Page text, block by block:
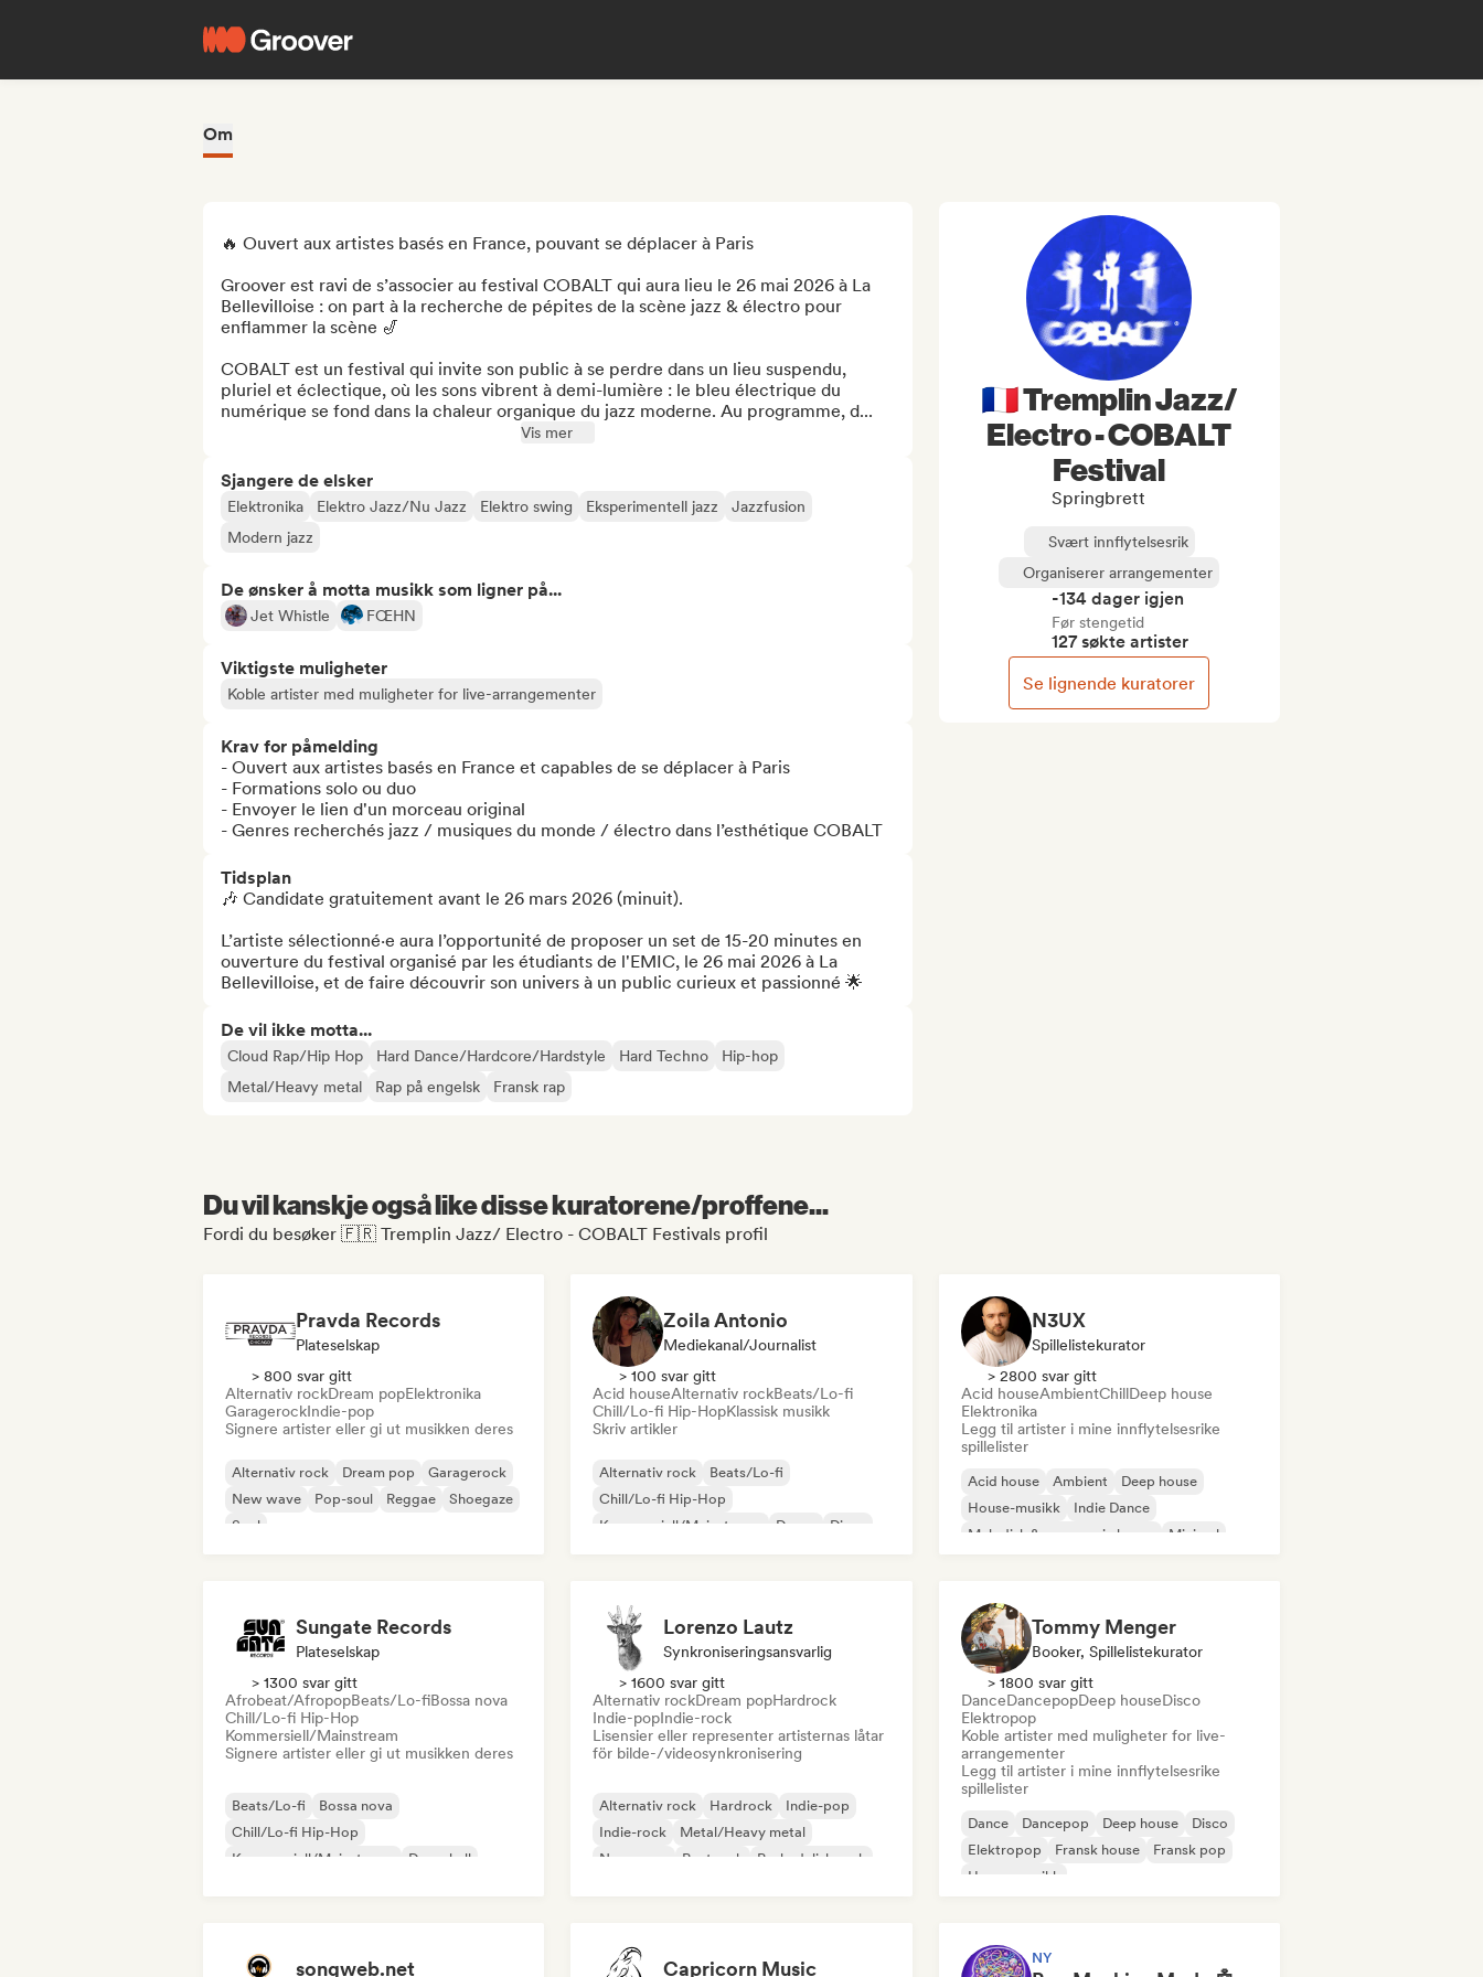
Om
🔥 Ouvert aux artistes basés en France, pouvant se déplacer à Paris
Groover est ravi de s’associer au festival COBALT qui aura lieu le 26 mai 2026 à La
Bellevilloise : on part à la recherche de pépites de la scène jazz & électro pour
enflammer la scène 🎷
COBALT est un festival qui invite son public à se perdre dans un lieu suspendu,
pluriel et éclectique, où les sons vibrent à demi-lumière : le bleu électrique du
numérique se fond dans la chaleur organique du jazz moderne. Au programme, d...
Vis mer
Sjangere de elsker
Elektronika Elektro Jazz/Nu Jazz Elektro swing Eksperimentell jazz
Jazzfusion
Modern jazz
De ønsker å motta musikk som ligner på...
Jet Whistle FŒHN
Viktigste muligheter
Koble artister med muligheter for live-arrangementer
Krav for påmelding
- Ouvert aux artistes basés en France et capables de se déplacer à Paris
- Formations solo ou duo
- Envoyer le lien d'un morceau original
- Genres recherchés jazz / musiques du monde / électro dans l’esthétique COBALT
Tidsplan
🎶 Candidate gratuitement avant le 26 mars 2026 (minuit).
L’artiste sélectionné·e aura l’opportunité de proposer un set de 15-20 minutes en
ouverture du festival organisé par les étudiants de l'EMIC, le 26 mai 2026 à La
Bellevilloise, et de faire découvrir son univers à un public curieux et passionné 🌟
De vil ikke motta...
Cloud Rap/Hip Hop Hard Dance/Hardcore/Hardstyle Hard Techno
Hip-hop
Metal/Heavy metal
Rap på engelsk Fransk rap
🇫🇷 Tremplin Jazz/
Electro - COBALT
Festival
Springbrett
Svært innflytelsesrik
Organiserer arrangementer
-134 dager igjen
Før stengetid
127 søkte artister
Se lignende kuratorer
Du vil kanskje også like disse kuratorene/proffene...
Fordi du besøker 🇫🇷 Tremplin Jazz/ Electro - COBALT Festivals profil
Pravda Records
Plateselskap
> 800 svar gitt
Alternativ rockDream popElektronika
GaragerockIndie-pop
Signere artister eller gi ut musikken deres
Alternativ rock Dream pop
Garagerock
New wave
Pop-soul Reggae
Shoegaze
Soul
Zoila Antonio
Mediekanal/journalist
> 100 svar gitt
Acid houseAlternativ rockBeats/Lo-fi
Chill/Lo-fi Hip-HopKlassisk musikk
Skriv artikler
Alternativ rock
Beats/Lo-fi
Chill/Lo-fi Hip-Hop
Kommersiell/Mainstream
Dance
Disco
N3UX
Spillelistekurator
> 2800 svar gitt
Acid houseAmbientChillDeep house
Elektronika
Legg til artister i mine innflytelsesrike
spillelister
Acid house Ambient
Deep house
House-musikk
Indie Dance
Melodisk & progressiv house
Minimal
Sungate Records
Plateselskap
> 1300 svar gitt
Afrobeat/AfropopBeats/Lo-fiBossa nova
Chill/Lo-fi Hip-Hop
Kommersiell/Mainstream
Signere artister eller gi ut musikken deres
Beats/Lo-fi
Bossa nova
Chill/Lo-fi Hip-Hop
Kommersiell/Mainstream
Dancehall
Lorenzo Lautz
Synkroniseringsansvarlig
> 1600 svar gitt
Alternativ rockDream popHardrock
Indie-popIndie-rock
Lisensier eller representer artisternas låtar
för bilde-/videosynkronisering
Alternativ rock Hardrock
Indie-pop
Indie-rock
Metal/Heavy metal
New wave
Postpunk Psykedelisk rock
Tommy Menger
Booker, Spillelistekurator
> 1800 svar gitt
DanceDancepopDeep houseDisco
Elektropop
Koble artister med muligheter for live-
arrangementer
Legg til artister i mine innflytelsesrike
spillelister
Dance Dancepop Deep house
Disco
Elektropop
Fransk house
Fransk pop
House-musikk
songweb.net Capricorn Music NY